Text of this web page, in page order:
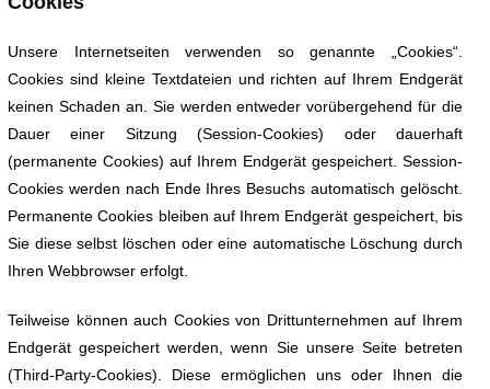
Unsere Internetseiten verwenden so genannte „Cookies“.
Cookies sind kleine Textdateien und richten auf Ihrem Endgerät
keinen Schaden an. Sie werden entweder vorübergehend für die
Dauer einer Sitzung (Session-Cookies) oder dauerhaft
(permanente Cookies) auf Ihrem Endgerät gespeichert. Session-
Cookies werden nach Ende Ihres Besuchs automatisch gelöscht.
Permanente Cookies bleiben auf Ihrem Endgerät gespeichert, bis
Sie diese selbst löschen oder eine automatische Löschung durch
Ihren Webbrowser erfolgt.
Teilweise können auch Cookies von Drittunternehmen auf Ihrem
Endgerät gespeichert werden, wenn Sie unsere Seite betreten
(Third-Party-Cookies). Diese ermöglichen uns oder Ihnen die